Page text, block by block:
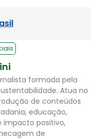
formada pela
Atua no
de conteúdos
educação,
impacto positivo,
de